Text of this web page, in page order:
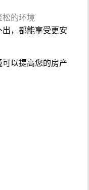
松的环境
，都能享受更安
以提高您的房产